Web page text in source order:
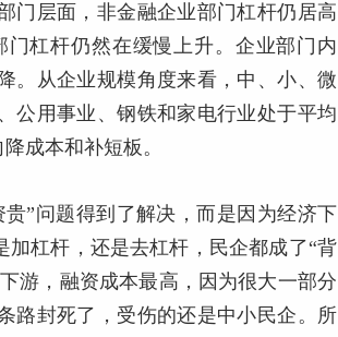
门层面，非金融企业部门杠杆仍居高
杠杆仍然在缓慢上升。企业部门内
。从企业规模角度来看，中、小、微
公用事业、钢铁和家电行业处于平均
成本和补短板。
”问题得到了解决，而是因为经济下
杠杆，还是去杠杆，民企都成了“背
游，融资成本最高，因为很大一部分
路封死了，受伤的还是中小民企。所